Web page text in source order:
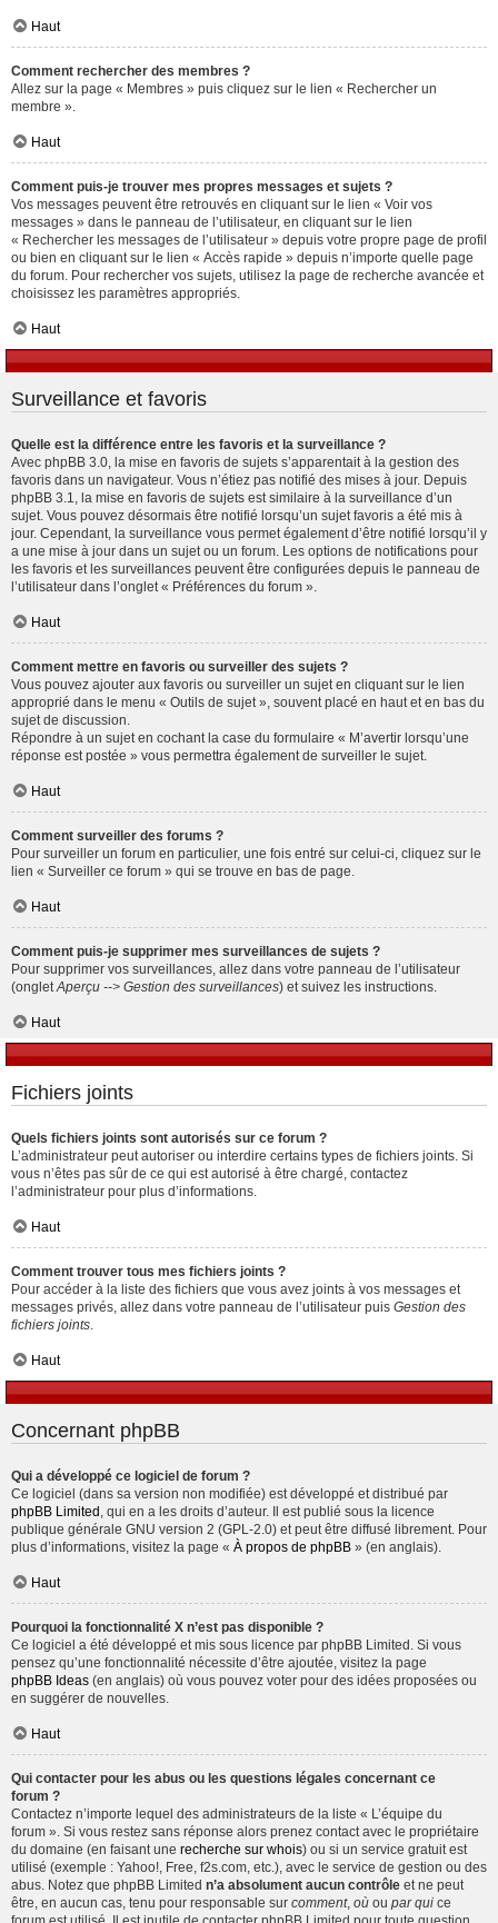
Haut
Comment rechercher des membres ?
Allez sur la page « Membres » puis cliquez sur le lien « Rechercher un
membre ».
Haut
Comment puis-je trouver mes propres messages et sujets ?
Vos messages peuvent être retrouvés en cliquant sur le lien « Voir vos
messages » dans le panneau de l’utilisateur, en cliquant sur le lien
« Rechercher les messages de l’utilisateur » depuis votre propre page de profil
ou bien en cliquant sur le lien « Accès rapide » depuis n’importe quelle page
du forum. Pour rechercher vos sujets, utilisez la page de recherche avancée et
choisissez les paramètres appropriés.
Haut
Surveillance et favoris
Quelle est la différence entre les favoris et la surveillance ?
Avec phpBB 3.0, la mise en favoris de sujets s’apparentait à la gestion des
favoris dans un navigateur. Vous n’étiez pas notifié des mises à jour. Depuis
phpBB 3.1, la mise en favoris de sujets est similaire à la surveillance d’un
sujet. Vous pouvez désormais être notifié lorsqu’un sujet favoris a été mis à
jour. Cependant, la surveillance vous permet également d’être notifié lorsqu’il y
a une mise à jour dans un sujet ou un forum. Les options de notifications pour
les favoris et les surveillances peuvent être configurées depuis le panneau de
l’utilisateur dans l’onglet « Préférences du forum ».
Haut
Comment mettre en favoris ou surveiller des sujets ?
Vous pouvez ajouter aux favoris ou surveiller un sujet en cliquant sur le lien
approprié dans le menu « Outils de sujet », souvent placé en haut et en bas du
sujet de discussion.
Répondre à un sujet en cochant la case du formulaire « M’avertir lorsqu’une
réponse est postée » vous permettra également de surveiller le sujet.
Haut
Comment surveiller des forums ?
Pour surveiller un forum en particulier, une fois entré sur celui-ci, cliquez sur le
lien « Surveiller ce forum » qui se trouve en bas de page.
Haut
Comment puis-je supprimer mes surveillances de sujets ?
Pour supprimer vos surveillances, allez dans votre panneau de l’utilisateur
(onglet Aperçu --> Gestion des surveillances) et suivez les instructions.
Haut
Fichiers joints
Quels fichiers joints sont autorisés sur ce forum ?
L’administrateur peut autoriser ou interdire certains types de fichiers joints. Si
vous n’êtes pas sûr de ce qui est autorisé à être chargé, contactez
l’administrateur pour plus d’informations.
Haut
Comment trouver tous mes fichiers joints ?
Pour accéder à la liste des fichiers que vous avez joints à vos messages et
messages privés, allez dans votre panneau de l’utilisateur puis Gestion des
fichiers joints
Haut
Concernant phpBB
Qui a développé ce logiciel de forum ?
Ce logiciel (dans sa version non modifiée) est développé et distribué par
phpBB Limited , qui en a les droits d’auteur. Il est publié sous la licence
publique générale GNU version 2 (GPL-2.0) et peut être diffusé librement. Pour
plus d’informations, visitez la page « À propos de phpBB » (en anglais).
Haut
Pourquoi la fonctionnalité X n’est pas disponible ?
Ce logiciel a été développé et mis sous licence par phpBB Limited. Si vous
pensez qu’une fonctionnalité nécessite d’être ajoutée, visitez la page
phpBB Ideas (en anglais) où vous pouvez voter pour des idées proposées ou
en suggérer de nouvelles.
Haut
Qui contacter pour les abus ou les questions légales concernant ce
forum ?
Contactez n’importe lequel des administrateurs de la liste « L’équipe du
forum ». Si vous restez sans réponse alors prenez contact avec le propriétaire
du domaine (en faisant une recherche sur whois) ou si un service gratuit est
utilisé (exemple : Yahoo!, Free, f2s.com, etc.), avec le service de gestion ou des
abus. Notez que phpBB Limited n’a absolument aucun contrôle et ne peut
être, en aucun cas, tenu pour responsable sur comment, où ou par qui ce